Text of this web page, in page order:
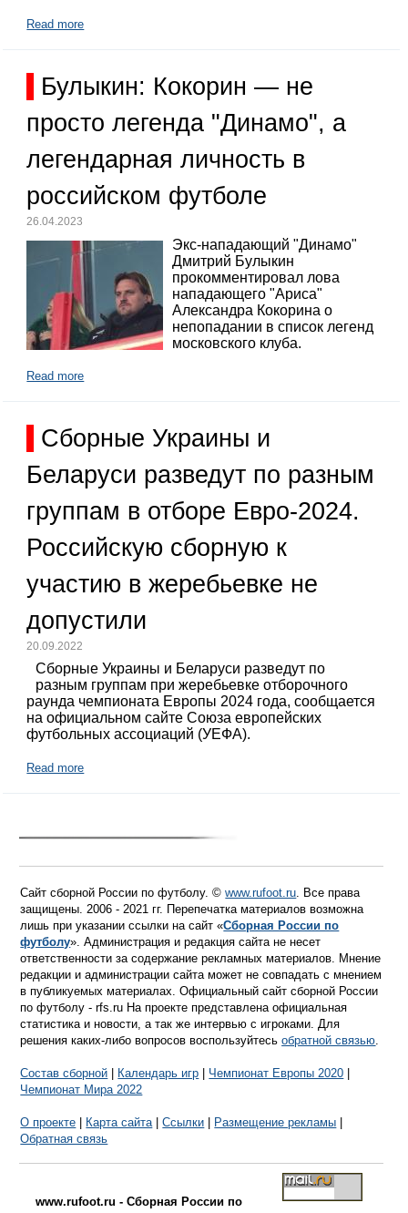
Read more
Булыкин: Кокорин — не
просто легенда "Динамо", а
легендарная личность в
российском футболе
26.04.2023
Экс-нападающий "Динамо"
Дмитрий Булыкин
прокомментировал лова
нападающего "Ариса"
Александра Кокорина о
непопадании в список легенд
московского клуба.
Read more
Сборные Украины и
Беларуси разведут по разным
группам в отборе Евро-2024.
Российскую сборную к
участию в жеребьевке не
допустили
20.09.2022
Сборные Украины и Беларуси разведут по
разным группам при жеребьевке отборочного
раунда чемпионата Европы 2024 года, сообщается
на официальном сайте Союза европейских
футбольных ассоциаций (УЕФА).
Read more
Сайт сборной России по футболу. ©www.rufoot.ru. Все права
защищены. 2006 - 2021 гг. Перепечатка материалов возможна
лишь при указании ссылки на сайт «Сборная России по
футболу». Администрация и редакция сайта не несет
ответственности за содержание рекламных материалов. Мнение
редакции и администрации сайта может не совпадать с мнением
в публикуемых материалах. Официальный сайт сборной России
по футболу - rfs.ru На проекте представлена официальная
статистика и новости, а так же интервью с игроками. Для
решения каких-либо вопросов воспользуйтесьобратной связью.
Состав сборной Календарь игр Чемпионат Европы 2020
Чемпионат Мира 2022
О проекте Карта сайта|Ссылки Размещение рекламы
Обратная связь
www.rufoot.ru - Сборная России по